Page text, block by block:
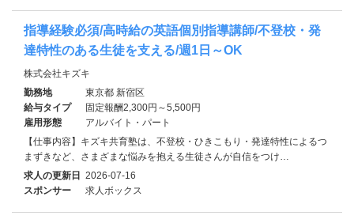
指導経験必須/高時給の英語個別指導講師/不登校・発
達特性のある生徒を支える/週1日～OK
株式会社キズキ
勤務地
東京都 新宿区
給与タイプ
固定報酬2,300円～5,500円
雇用形態
アルバイト・パート
【仕事内容】キズキ共育塾は、不登校・ひきこもり・発達特性によるつ
まずきなど、さまざまな悩みを抱える生徒さんが自信をつけ…
求人の更新日 2026-07-16
スポンサー
求人ボックス